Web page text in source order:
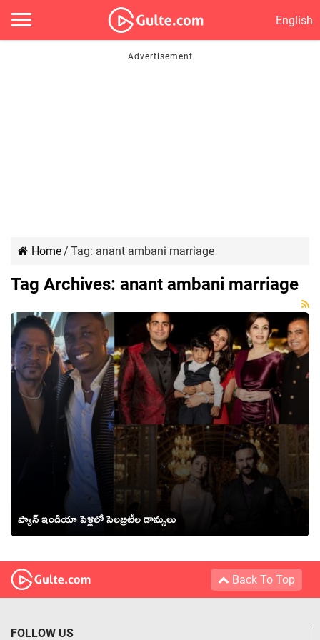
English
Home/ Tag: anant ambani marriage
Tag Archives: anant ambani marriage
ప్యాన్ ఇండియా పెళ్లిలో సెలబ్రిటీల డాన్సులు
Back To Top
FOLLOW US